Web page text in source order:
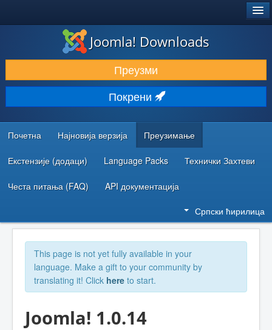
ПРЕУЗИМАЊЕ И ПРОШИРЕЊА (ЕКСТЕНЗИЈЕ)
ОТКРИЈТЕ И НАУЧИТЕ
ЗАЈЕДНИЦА И ПОДРШКА
РЕСУРСИ ЗА РАЗВОЈ
Joomla! Downloads
Преузми
Покрени
Почетна Најновија верзија Преузимање
Екстензије (додаци) Language Packs Технички Захтеви
Честа питања (FAQ) API документација
Српски ћирилица
This page is not yet fully available in your
language. Make a gift to your community by
translating it! Click here to start.
Joomla! 1.0.14